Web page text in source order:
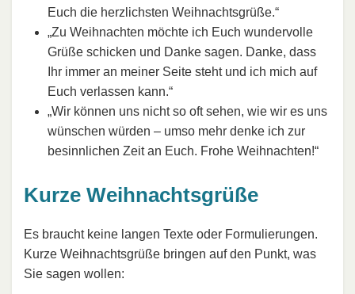
Euch die herzlichsten Weihnachtsgrüße.“
„Zu Weihnachten möchte ich Euch wundervolle
Grüße schicken und Danke sagen. Danke, dass
Ihr immer an meiner Seite steht und ich mich auf
Euch verlassen kann.“
„Wir können uns nicht so oft sehen, wie wir es uns
wünschen würden – umso mehr denke ich zur
besinnlichen Zeit an Euch. Frohe Weihnachten!“
Kurze Weihnachtsgrüße
Es braucht keine langen Texte oder Formulierungen.
Kurze Weihnachtsgrüße bringen auf den Punkt, was
Sie sagen wollen: